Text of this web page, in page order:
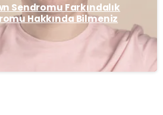
Sendromu Farkındalık
Hakkında Bilmeniz